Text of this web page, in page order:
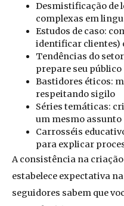
Desmistificação de
complexas em
Estudos de caso:
identificar clientes)
Tendências do
prepare seu público
Bastidores éticos:
respeitando sigilo
Séries temáticas:
um mesmo assunto
Carrosséis
para explicar
A consistência na
estabelece expectativa
seguidores sabem que